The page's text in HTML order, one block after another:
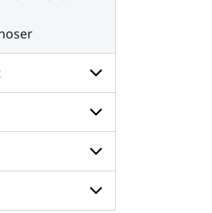
Undersidor
för
Radar
och
satellit
Undersidor
för
Väder
till
Undersidor
för